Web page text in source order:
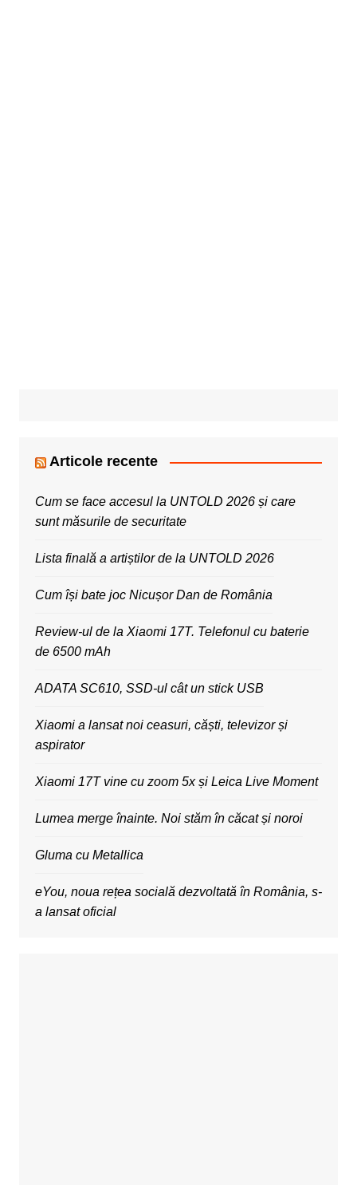
Articole recente
Cum se face accesul la UNTOLD 2026 și care
sunt măsurile de securitate
Lista finală a artiștilor de la UNTOLD 2026
Cum își bate joc Nicușor Dan de România
Review-ul de la Xiaomi 17T. Telefonul cu baterie
de 6500 mAh
ADATA SC610, SSD-ul cât un stick USB
Xiaomi a lansat noi ceasuri, căști, televizor și
aspirator
Xiaomi 17T vine cu zoom 5x și Leica Live Moment
Lumea merge înainte. Noi stăm în căcat și noroi
Gluma cu Metallica
eYou, noua rețea socială dezvoltată în România, s-
a lansat oficial